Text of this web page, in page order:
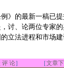
的最新一稿已提
讨、论两位专家
立法进程和市场
评 论］ ［文章